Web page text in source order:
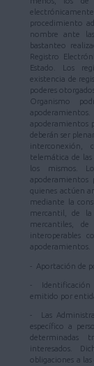
procedimiento
nombre ante
bastanteo
Registro
Estado. Los
existencia de
poderes
Organismo
apoderamientos
deberán ser
interconexión,
telemática de
los mismos.
apoderamientos
quienes actúen
mediante la
mercantil, de la
mercantiles,
interoperables
apoderamientos.
- Aportación de
- Identificación
emitido por
- Las
específico a
determinadas
interesados.
obligaciones a